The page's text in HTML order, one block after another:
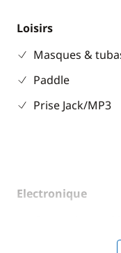
Loisirs
Masques &
Paddle
Prise Jack/MP3
Electronique